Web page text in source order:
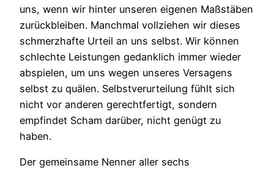
uns, wenn wir hinter unseren eigenen Maßstäben
zurückbleiben. Manchmal vollziehen wir dieses
schmerzhafte Urteil an uns selbst. Wir können
schlechte Leistungen gedanklich immer wieder
abspielen, um uns wegen unseres Versagens
selbst zu quälen. Selbstverurteilung fühlt sich
nicht vor anderen gerechtfertigt, sondern
empfindet Scham darüber, nicht genügt zu
haben.
Der gemeinsame Nenner aller sechs